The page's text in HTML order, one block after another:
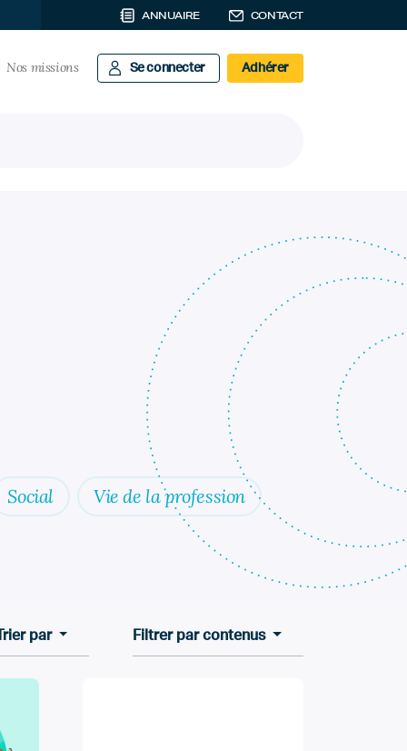
ANNUAIRE CONTACT
Nos missions Se connecter Adhérer
Social Vie de la profession
par Filtrer par contenus